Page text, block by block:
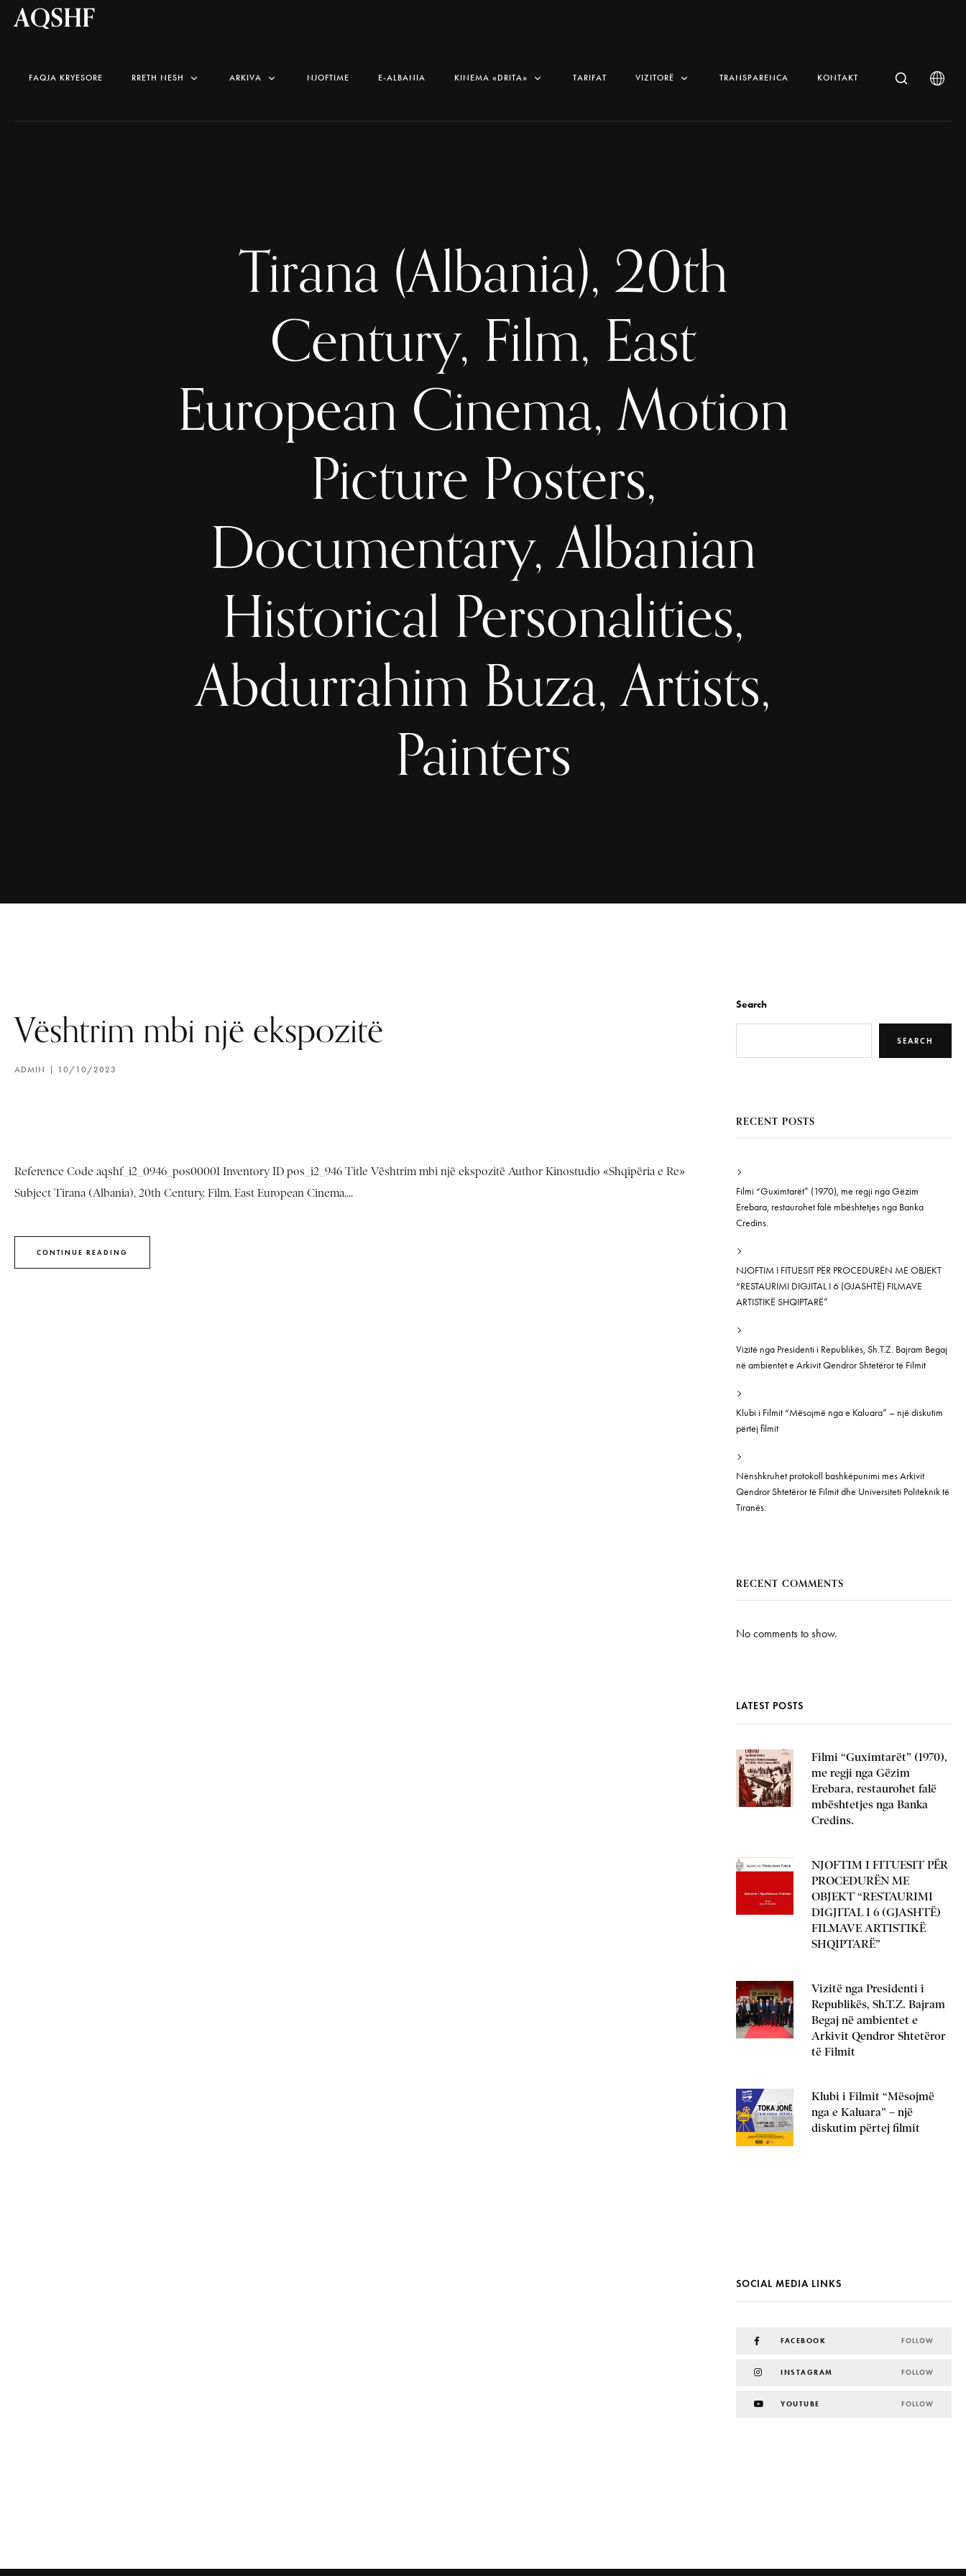
AQSHF
FAQJA KRYESORE RRETH NESH ARKIVA NJOFTIME E-ALBANIA KINEMA «DRITA» TARIFAT VIZITORË TRANSPARENCA KONTAKT
Tirana (Albania), 20th
Century, Film, East
European Cinema, Motion
Picture Posters,
Documentary, Albanian
Historical Personalities,
Abdurrahim Buza, Artists,
Painters
Vështrim mbi një ekspozitë
ADMIN 10/10/2023
Reference Code aqshf_i2_0946_pos00001 Inventory ID pos_i2_946 Title Vështrim mbi një ekspozitë Author Kinostudio «Shqipëria e Re»
Subject Tirana (Albania), 20th Century, Film, East European Cinema,...
CONTINUE READING
Search
SEARCH
RECENT POSTS
Filmi “Guximtarët” (1970), me regji nga Gëzim
Erebara, restaurohet falë mbështetjes nga Banka
Credins.
NJOFTIM I FITUESIT PËR PROCEDURËN ME OBJEKT
“RESTAURIMI DIGJITAL I 6 (GJASHTË) FILMAVE
ARTISTIKË SHQIPTARË”
Vizitë nga Presidenti i Republikës, Sh.T.Z. Bajram Begaj
në ambientet e Arkivit Qendror Shtetëror të Filmit
Klubi i Filmit “Mësojmë nga e Kaluara” – një diskutim
përtej filmit
Nënshkruhet protokoll bashkëpunimi mes Arkivit
Qendror Shtetëror të Filmit dhe Universiteti Politeknik të
Tiranës.
RECENT COMMENTS
No comments to show.
LATEST POSTS
Filmi “Guximtarët” (1970),
me regji nga Gëzim
Erebara, restaurohet falë
mbështetjes nga Banka
Credins.
NJOFTIM I FITUESIT PËR
PROCEDURËN ME
OBJEKT “RESTAURIMI
DIGJITAL I 6 (GJASHTË)
FILMAVE ARTISTIKË
SHQIPTARË”
Vizitë nga Presidenti i
Republikës, Sh.T.Z. Bajram
Begaj në ambientet e
Arkivit Qendror Shtetëror
të Filmit
Klubi i Filmit “Mësojmë
nga e Kaluara” – një
diskutim përtej filmit
SOCIAL MEDIA LINKS
FACEBOOK FOLLOW
INSTAGRAM FOLLOW
YOUTUBE FOLLOW